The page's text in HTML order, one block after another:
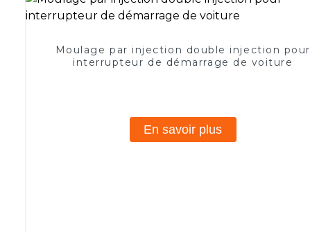
Moulage par injection double injection pour
interrupteur de démarrage de voiture
En savoir plus